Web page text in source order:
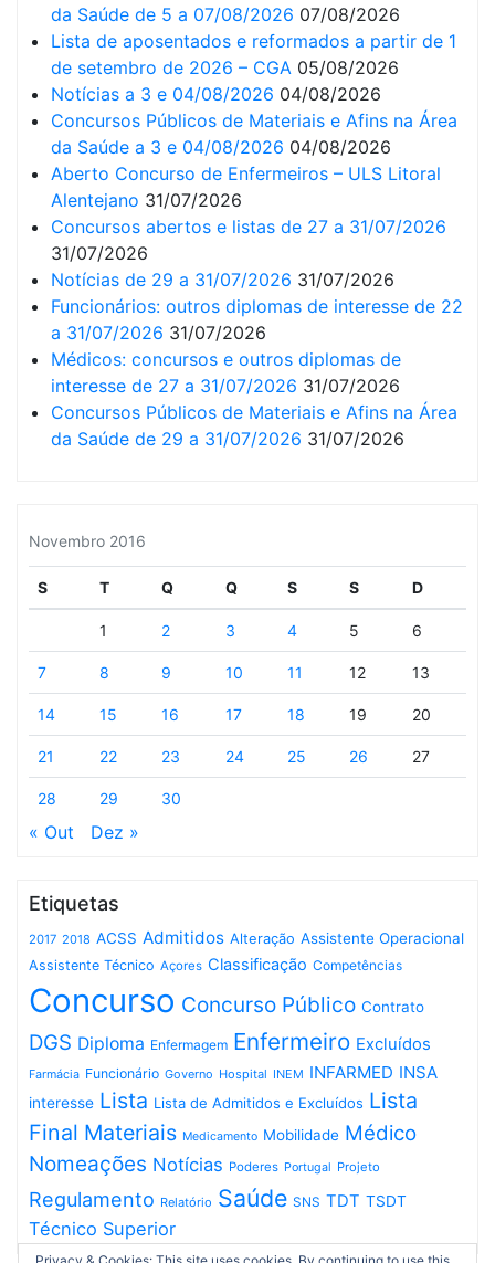
da Saúde de 5 a 07/08/2026 07/08/2026
Lista de aposentados e reformados a partir de 1
de setembro de 2026 – CGA 05/08/2026
Notícias a 3 e 04/08/2026 04/08/2026
Concursos Públicos de Materiais e Afins na Área
da Saúde a 3 e 04/08/2026 04/08/2026
Aberto Concurso de Enfermeiros – ULS Litoral
Alentejano 31/07/2026
Concursos abertos e listas de 27 a 31/07/2026
31/07/2026
Notícias de 29 a 31/07/2026 31/07/2026
Funcionários: outros diplomas de interesse de 22
a 31/07/2026 31/07/2026
Médicos: concursos e outros diplomas de
interesse de 27 a 31/07/2026 31/07/2026
Concursos Públicos de Materiais e Afins na Área
da Saúde de 29 a 31/07/2026 31/07/2026
Novembro 2016
S T Q Q S S D
1 2 3 4 5 6
7 8 9 10 11 12 13
14 15 16 17 18 19 20
21 22 23 24 25 26 27
28 29 30
« Out Dez »
Etiquetas
2017 2018 ACSS Admitidos Alteração Assistente Operacional
Assistente Técnico Açores Classificação Competências
Concurso Concurso Público Contrato
DGS Diploma Enfermagem Enfermeiro Excluídos
Farmácia Funcionário Governo Hospital INEM INFARMED INSA
interesse Lista Lista de Admitidos e Excluídos Lista
Final Materiais Medicamento Mobilidade Médico
Nomeações Notícias Poderes Portugal Projeto
Regulamento Relatório Saúde SNS TDT TSDT
Técnico Superior